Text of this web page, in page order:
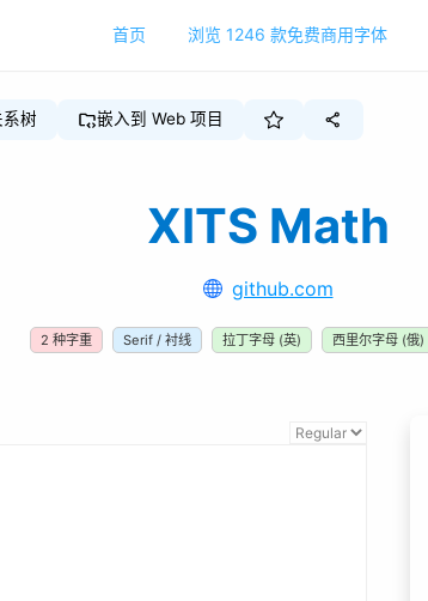
首页 浏览 1246 款免费商用字体
系树 嵌入到 Web 项目
XITS Math
github.com
2 种字重 Serif / 衬线 拉丁字母 (英) 西里尔字母 (俄)